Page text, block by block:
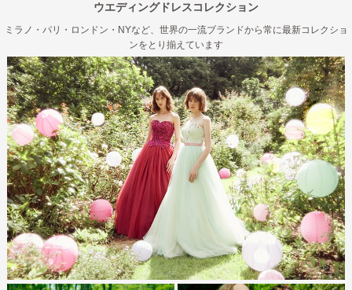
ウエディングドレスコレクション
ミラノ・パリ・ロンドン・NYなど、世界の一流ブランドから常に最新コレクショ
ンをとり揃えています